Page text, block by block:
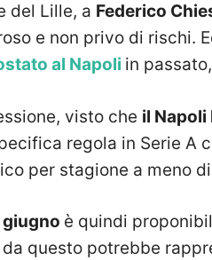
del Lille, a Federico
e non privo di rischi.
al Napoli in
visto che il
regola in Serie
per stagione a meno
è quindi
questo potrebbe